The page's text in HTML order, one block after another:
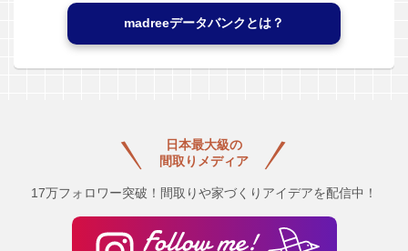
madreeデータバンクとは？
日本最大級の
間取りメディア
17万フォロワー突破！間取りや家づくりアイデアを配信中！